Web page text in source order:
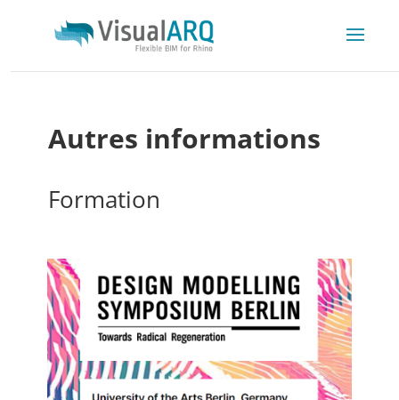
Autres informations
Formation